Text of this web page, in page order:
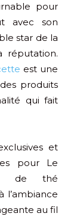
pour
avec son
star de la
réputation.
est une
produits
qui fait
et
pour Le
de thé
l’ambiance
au fil